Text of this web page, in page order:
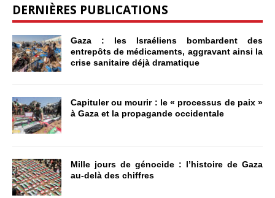
DERNIÈRES PUBLICATIONS
Gaza : les Israéliens bombardent des
entrepôts de médicaments, aggravant ainsi la
crise sanitaire déjà dramatique
Capituler ou mourir : le « processus de paix »
à Gaza et la propagande occidentale
Mille jours de génocide : l’histoire de Gaza
au-delà des chiffres